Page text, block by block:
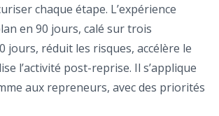
chaque étape. L’expérience
en 90 jours, calé sur trois
jours, réduit les risques, accélère le
l’activité post-reprise. Il s’applique
aux repreneurs, avec des priorités